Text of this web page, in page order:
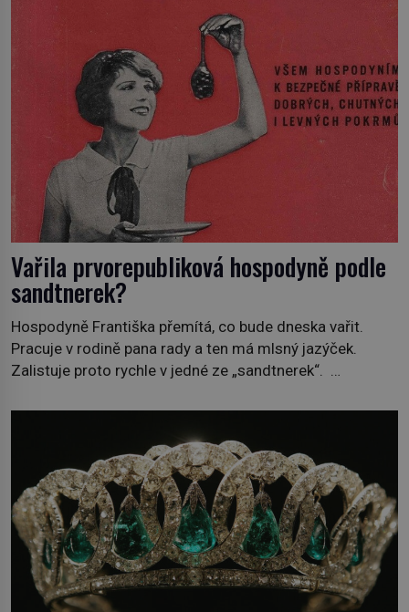
Vařila prvorepubliková hospodyně podle
sandtnerek?
Hospodyně Františka přemítá, co bude dneska vařit.
Pracuje v rodině pana rady a ten má mlsný jazýček.
Zalistuje proto rychle v jedné ze „sandtnerek“.
povzdechne si směrem ke služce, kterou má v kuchyni k
ruce. Ještě v prvních letech nové republiky fungoval kvůli
nedostatku zboží přídělový systém. […]